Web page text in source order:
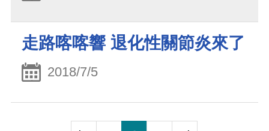
走路喀喀響 退化性關節炎來了
2018/7/5